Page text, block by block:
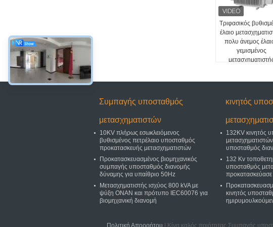
Τριφασικός
έλαιο
πολυ άνεμος
γεμισμένος
Συμπαγής υποσταθμός
μετασχηματιστών
10KV πλήρως εσωκλειόμενος
βυθισμένος πετρέλαιο υποσταθμός
προκατασκευής μετασχηματιστών
Προκατασκευασμένος βιομηχανικός
συμπαγής υποσταθμός διανομής
δύναμης για υπαίθριο 50Hz
Μετασχηματιστής ισχύος 800 kVA με
ψύξη ONAN και πρότυπο IEC60076 για
βιομηχανική διανομή
κινητός
132KV κινητός
υποσταθμός
132 Kv
υποσταθμός
κινητός
Πολιτική Απορρήτου | Κίνα καλός ποιότητας Συμπαγής